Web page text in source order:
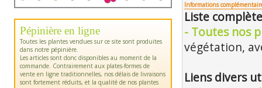
Pépinière en ligne
Toutes les plantes vendues sur ce site sont produites
dans notre pépinière.
Les articles sont donc disponibles au moment de la
commande. Contrairement aux plates-formes de
vente en ligne traditionnelles, nos délais de livraisons
sont fortement réduits, et la qualité de nos plantes
Informations
Liste
- Toutes nos
végétation,
Liens divers